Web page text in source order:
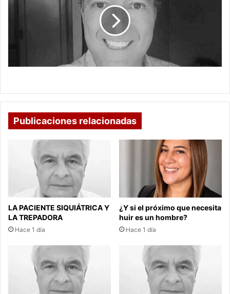
Publicaciones relacionadas
LA PACIENTE SIQUIÁTRICA Y
LA TREPADORA
Hace 1 día
¿Y si el próximo que necesita
huir es un hombre?
Hace 1 día